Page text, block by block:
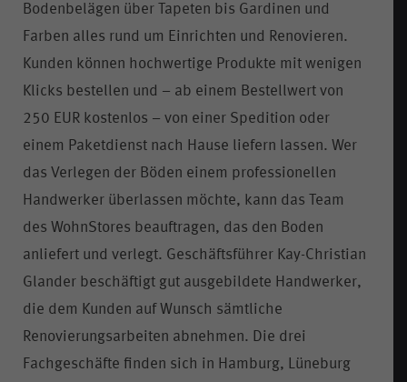
Bodenbelägen über Tapeten bis Gardinen und
Farben alles rund um Einrichten und Renovieren.
Kunden können hochwertige Produkte mit wenigen
Klicks bestellen und – ab einem Bestellwert von
250 EUR kostenlos – von einer Spedition oder
einem Paketdienst nach Hause liefern lassen. Wer
das Verlegen der Böden einem professionellen
Handwerker überlassen möchte, kann das Team
des WohnStores beauftragen, das den Boden
anliefert und verlegt. Geschäftsführer Kay-Christian
Glander beschäftigt gut ausgebildete Handwerker,
die dem Kunden auf Wunsch sämtliche
Renovierungsarbeiten abnehmen. Die drei
Fachgeschäfte finden sich in Hamburg, Lüneburg